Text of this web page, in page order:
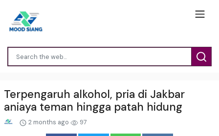
Terpengaruh alkohol, pria di Jakbar
aniaya teman hingga patah hidung
2 months ago 97